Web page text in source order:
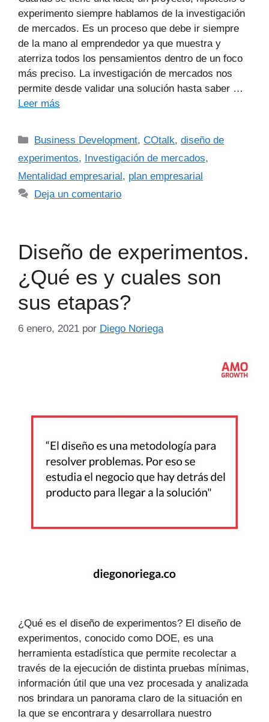
experimento siempre hablamos de la investigación
de mercados. Es un proceso que debe ir siempre
de la mano al emprendedor ya que muestra y
aterriza todos los pensamientos dentro de un foco
más preciso. La investigación de mercados nos
permite desde validar una solución hasta saber …
Leer más
Business Development,COtalk,diseño de
experimentos, Investigación de mercados,
Mentalidad empresarial, plan empresarial
Deja un comentario
Diseño de experimentos.
¿Qué es y cuales son
sus etapas?
6 enero, 2021 por Diego Noriega
¿Qué es el diseño de experimentos? El diseño de
experimentos, conocido como DOE, es una
herramienta estadística que permite recolectar a
través de la ejecución de distinta pruebas mínimas,
información útil que una vez procesada y analizada
nos brindara un panorama claro de la situación en
la que se encontrara y desarrollara nuestro